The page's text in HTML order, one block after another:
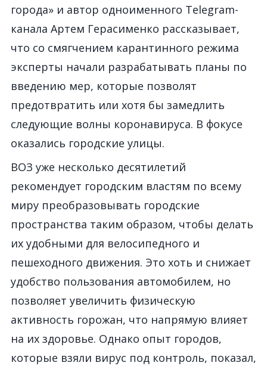
города» и автор одноименного Telegram-
канала Артем Герасименко рассказывает,
что со смягчением карантинного режима
эксперты начали разрабатывать планы по
введению мер, которые позволят
предотвратить или хотя бы замедлить
следующие волны коронавируса. В фокусе
оказались городские улицы.
ВОЗ уже несколько десятилетий
рекомендует городским властям по всему
миру преобразовывать городские
пространства таким образом, чтобы делать
их удобными для велосипедного и
пешеходного движения. Это хоть и снижает
удобство пользования автомобилем, но
позволяет увеличить физическую
активность горожан, что напрямую влияет
на их здоровье. Однако опыт городов,
которые взяли вирус под контроль, показал,